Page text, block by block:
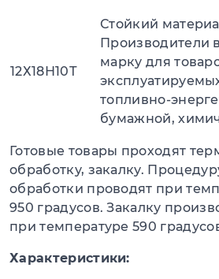
12Х18Н10Т
Стойкий
Производители
марку для
топливно-
бумажной,
Готовые товары проходят
обработку, закалку.
обработки проводят при
950 градусов. Закалку
при температуре 590
Характеристики: